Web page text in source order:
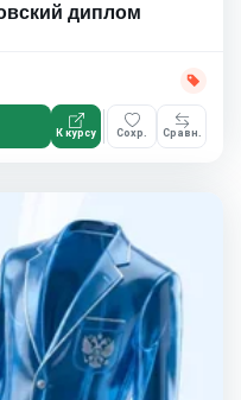
диплом
К курсу Сохр. Сравн.